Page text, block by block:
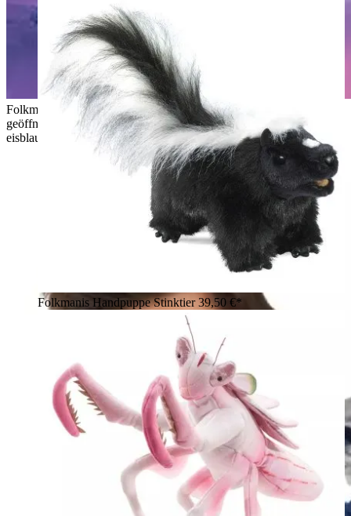
Folkmanis Handpuppe Eisdrache in Silber-Weiß mit
geöffnetem Maul, Hörnern und flauschiger Mähne vor
eisblauer Bergkulisse
Folkmanis Handpuppe Stinktier39,50 €*